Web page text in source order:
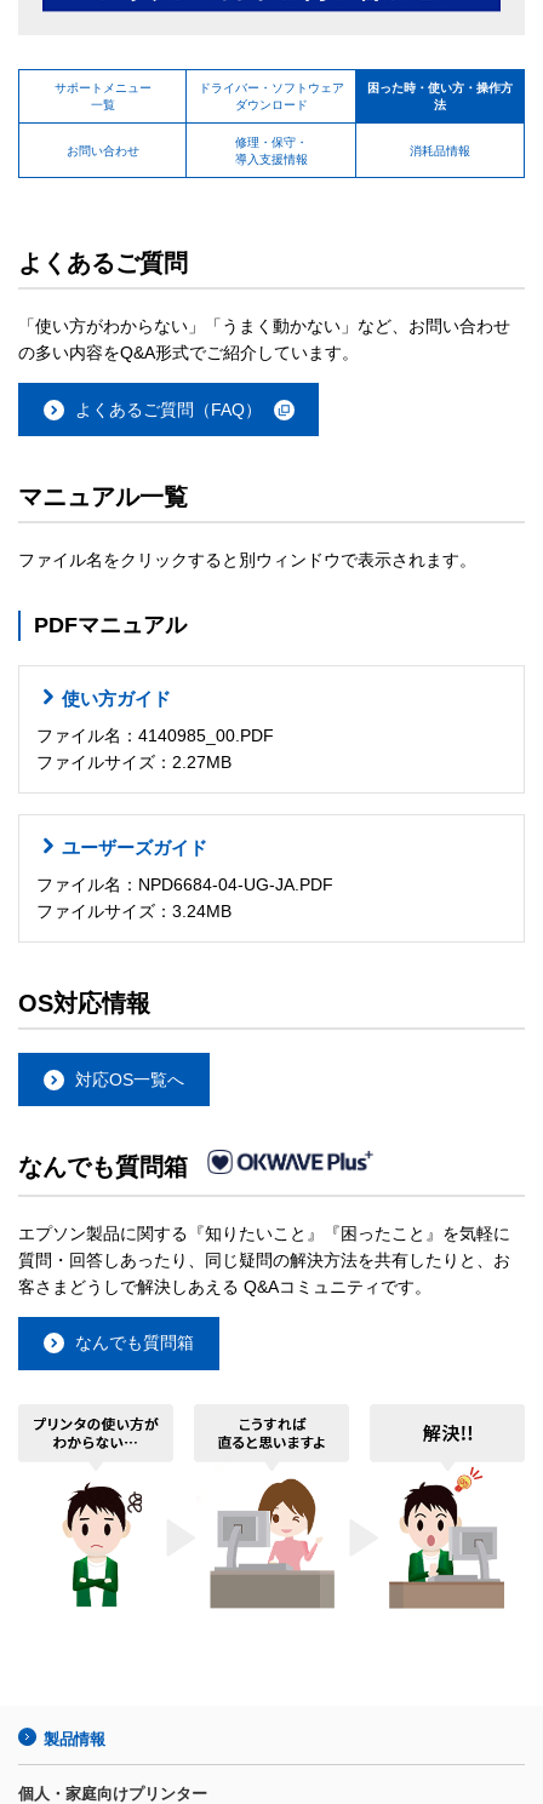
サポートメニュー
一覧
ドライバー・ソフトウェア
ダウンロード
困った時・使い方・操作方
法
お問い合わせ
修理・保守・
導入支援情報
消耗品情報
よくあるご質問
「使い方がわからない」「うまく動かない」など、お問い合わせ
の多い内容をQ&A形式でご紹介しています。
よくあるご質問（FAQ）
マニュアル一覧
ファイル名をクリックすると別ウィンドウで表示されます。
PDFマニュアル
使い方ガイド
ファイル名：4140985_00.PDF
ファイルサイズ：2.27MB
ユーザーズガイド
ファイル名：NPD6684-04-UG-JA.PDF
ファイルサイズ：3.24MB
OS対応情報
対応OS一覧へ
なんでも質問箱
エプソン製品に関する『知りたいこと』『困ったこと』を気軽に
質問・回答しあったり、同じ疑問の解決方法を共有したりと、お
客さまどうしで解決しあえる Q&Aコミュニティです。
なんでも質問箱
製品情報
個人・家庭向けプリンター